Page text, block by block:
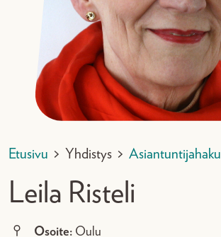
Etusivu > Yhdistys > Asiantuntijahaku
Leila Risteli
Osoite: Oulu